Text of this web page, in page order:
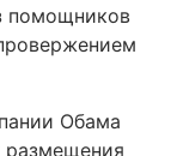
помощников
Обама
размещения